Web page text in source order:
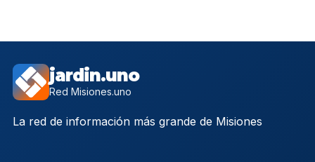
jardin.uno
Red Misiones.uno
La red de información más grande de Misiones